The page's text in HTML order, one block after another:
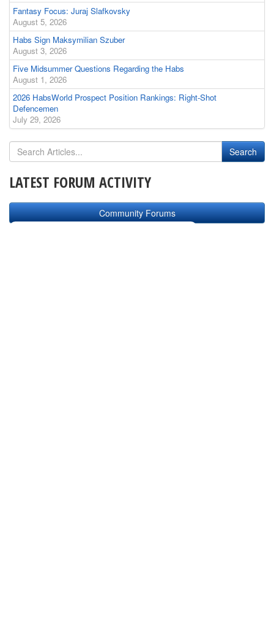
Fantasy Focus: Juraj Slafkovsky
August 5, 2026
Habs Sign Maksymilian Szuber
August 3, 2026
Five Midsummer Questions Regarding the Habs
August 1, 2026
2026 HabsWorld Prospect Position Rankings: Right-Shot
Defencemen
July 29, 2026
LATEST FORUM ACTIVITY
Community Forums